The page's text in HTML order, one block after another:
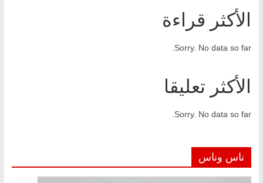
الأكثر قراءة
Sorry. No data so far.
الأكثر تعليقا
Sorry. No data so far.
ناس وناس